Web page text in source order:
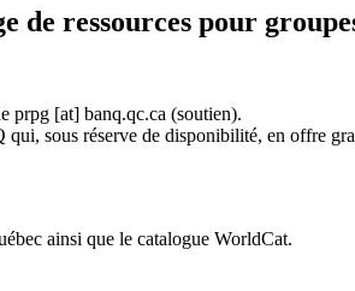
de ressources pour
prpg [at] banq.qc.ca (soutien).
sous réserve de disponibilité, en offre
ainsi que le catalogue WorldCat.